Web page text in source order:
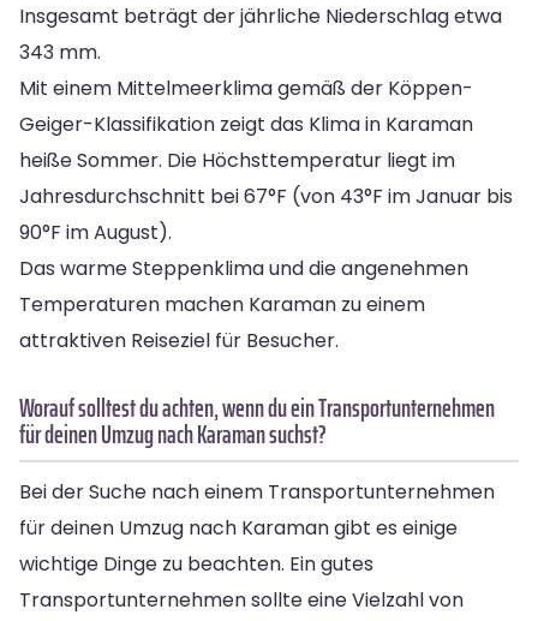
Insgesamt beträgt der jährliche Niederschlag etwa
343 mm.
Mit einem Mittelmeerklima gemäß der Köppen-
Geiger-Klassifikation zeigt das Klima in Karaman
heiße Sommer. Die Höchsttemperatur liegt im
Jahresdurchschnitt bei 67°F (von 43°F im Januar bis
90°F im August).
Das warme Steppenklima und die angenehmen
Temperaturen machen Karaman zu einem
attraktiven Reiseziel für Besucher.
Worauf solltest du achten, wenn du ein Transportunternehmen
für deinen Umzug nach Karaman suchst?
Bei der Suche nach einem Transportunternehmen
für deinen Umzug nach Karaman gibt es einige
wichtige Dinge zu beachten. Ein gutes
Transportunternehmen sollte eine Vielzahl von